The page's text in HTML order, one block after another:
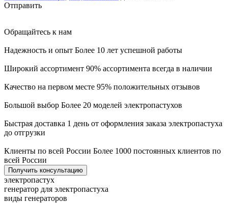
Отправить
Обращайтесь к нам
Надежность и опыт Более 10 лет успешной работы
Широкий ассортимент 90% ассортимента всегда в наличии
Качество на первом месте 95% положительных отзывов
Большой выбор Более 20 моделей электропастухов
Быстрая доставка 1 день от оформления заказа электропастуха
до отгрузки
Клиенты по всей России Более 1000 постоянных клиентов по
всей России
Получить консультацию
электропастух
генератор для электропастуха
виды генераторов